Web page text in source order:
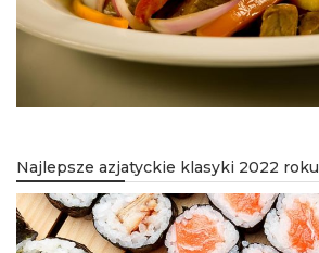
Najlepsze azjatyckie klasyki 2022 roku